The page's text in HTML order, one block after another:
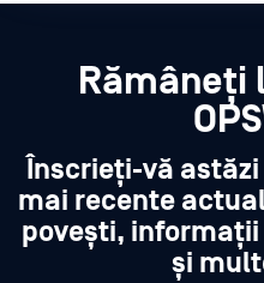
Rămâneți
Înscrieți-vă
mai recente
povești,
și